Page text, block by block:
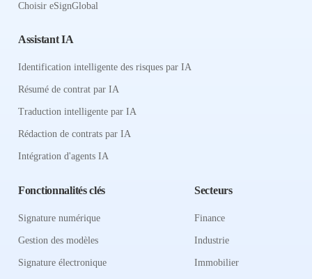
Choisir eSignGlobal
Assistant IA
Identification intelligente des risques par IA
Résumé de contrat par IA
Traduction intelligente par IA
Rédaction de contrats par IA
Intégration d'agents IA
Fonctionnalités clés
Signature numérique
Gestion des modèles
Signature électronique
Secteurs
Finance
Industrie
Immobilier